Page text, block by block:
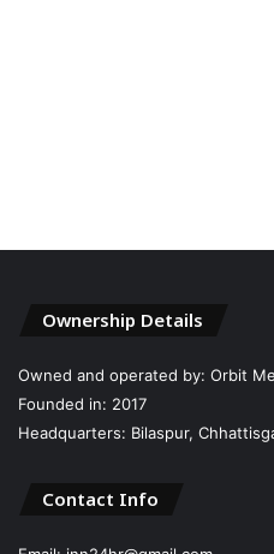
Ownership Details
Owned and operated by: Orbit
Founded in: 2017
Headquarters: Bilaspur,
Contact Info